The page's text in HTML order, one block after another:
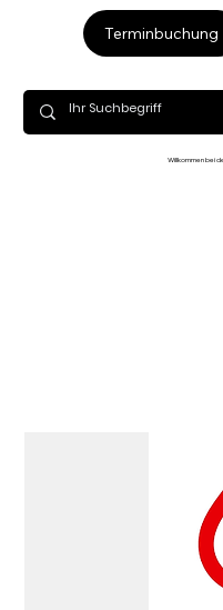
Terminbuchung
Willkommen bei